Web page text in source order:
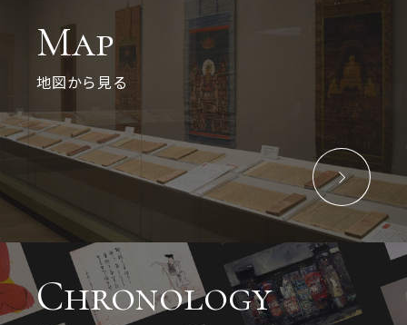
Map
地図から見る
Chronology